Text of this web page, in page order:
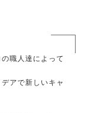
職人達によって
アで新しいキャ